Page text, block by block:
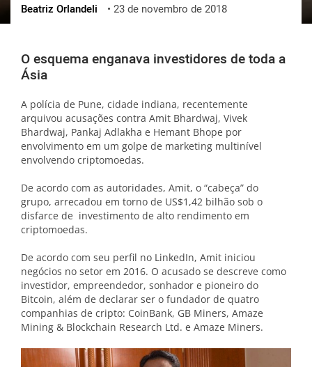
ქართული
Beatriz Orlandeli • 23 de novembro de 2018
O esquema enganava investidores de toda a
Ásia
A polícia de Pune, cidade indiana, recentemente
arquivou acusações contra Amit Bhardwaj, Vivek
Bhardwaj, Pankaj Adlakha e Hemant Bhope por
envolvimento em um golpe de marketing multinível
envolvendo criptomoedas.
De acordo com as autoridades, Amit, o “cabeça” do
grupo, arrecadou em torno de US$1,42 bilhão sob o
disfarce de investimento de alto rendimento em
criptomoedas.
De acordo com seu perfil no LinkedIn, Amit iniciou
negócios no setor em 2016. O acusado se descreve como
investidor, empreendedor, sonhador e pioneiro do
Bitcoin, além de declarar ser o fundador de quatro
companhias de cripto: CoinBank, GB Miners, Amaze
Mining & Blockchain Research Ltd. e Amaze Miners.